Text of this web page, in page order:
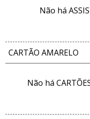
Não há
CARTÃO AMARELO
Não há